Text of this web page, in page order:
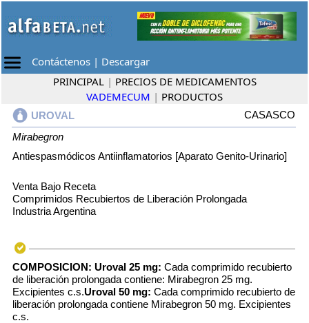
Contáctenos | Descargar
PRINCIPAL | PRECIOS DE MEDICAMENTOS
VADEMECUM | PRODUCTOS
UROVAL
CASASCO
Mirabegron
Antiespasmódicos Antiinflamatorios [Aparato Genito-Urinario]
Venta Bajo Receta
Comprimidos Recubiertos de Liberación Prolongada
Industria Argentina
COMPOSICION: Uroval 25 mg: Cada comprimido recubierto
de liberación prolongada contiene: Mirabegron 25 mg.
Excipientes c.s.Uroval 50 mg: Cada comprimido recubierto de
liberación prolongada contiene Mirabegron 50 mg. Excipientes
c.s.